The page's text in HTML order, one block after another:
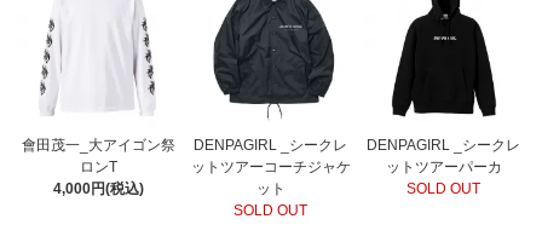
會田茂一_大アイゴン祭
ロンT
4,000円(税込)
DENPAGIRL _シークレ
ットツアーコーチジャケ
ット
SOLD OUT
DENPAGIRL _シークレ
ットツアーパーカ
SOLD OUT